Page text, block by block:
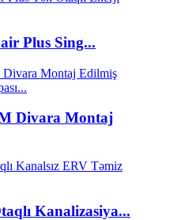
Plus Sing...
Divara Montaj
Kanalizasiya...